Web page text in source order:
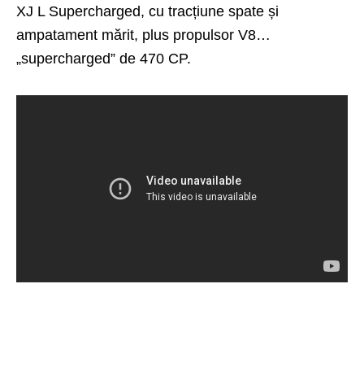
XJ L Supercharged, cu tracțiune spate și
ampatament mărit, plus propulsor V8…
„supercharged” de 470 CP.